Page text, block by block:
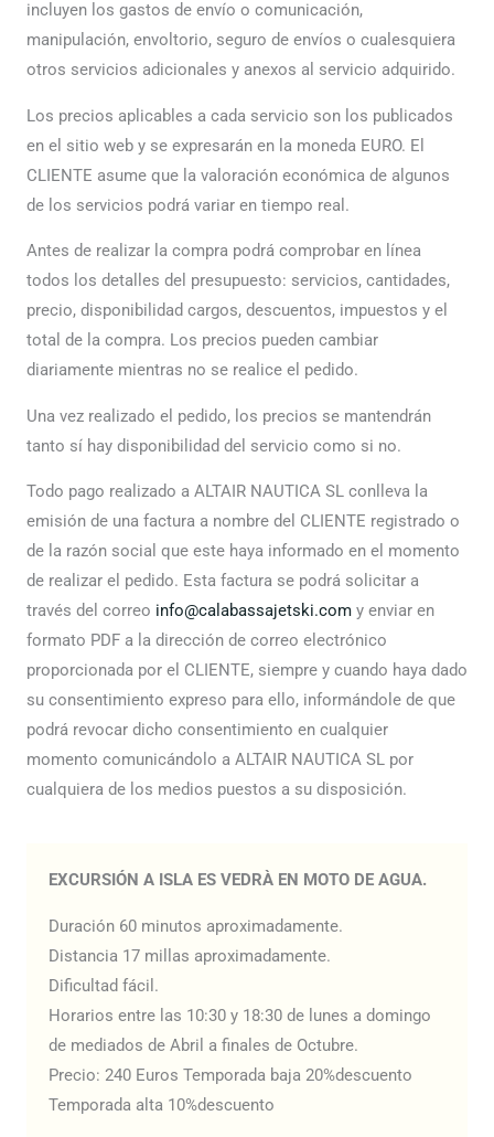
incluyen los gastos de envío o comunicación,
manipulación, envoltorio, seguro de envíos o cualesquiera
otros servicios adicionales y anexos al servicio adquirido.
Los precios aplicables a cada servicio son los publicados
en el sitio web y se expresarán en la moneda EURO. El
CLIENTE asume que la valoración económica de algunos
de los servicios podrá variar en tiempo real.
Antes de realizar la compra podrá comprobar en línea
todos los detalles del presupuesto: servicios, cantidades,
precio, disponibilidad cargos, descuentos, impuestos y el
total de la compra. Los precios pueden cambiar
diariamente mientras no se realice el pedido.
Una vez realizado el pedido, los precios se mantendrán
tanto sí hay disponibilidad del servicio como si no.
Todo pago realizado a ALTAIR NAUTICA SL conlleva la
emisión de una factura a nombre del CLIENTE registrado o
de la razón social que este haya informado en el momento
de realizar el pedido. Esta factura se podrá solicitar a
través del correo info@calabassajetski.com y enviar en
formato PDF a la dirección de correo electrónico
proporcionada por el CLIENTE, siempre y cuando haya dado
su consentimiento expreso para ello, informándole de que
podrá revocar dicho consentimiento en cualquier
momento comunicándolo a ALTAIR NAUTICA SL por
cualquiera de los medios puestos a su disposición.
EXCURSIÓN A ISLA ES VEDRÀ EN MOTO DE AGUA.
Duración 60 minutos aproximadamente.
Distancia 17 millas aproximadamente.
Dificultad fácil.
Horarios entre las 10:30 y 18:30 de lunes a domingo
de mediados de Abril a finales de Octubre.
Precio: 240 Euros Temporada baja 20%descuento
Temporada alta 10%descuento